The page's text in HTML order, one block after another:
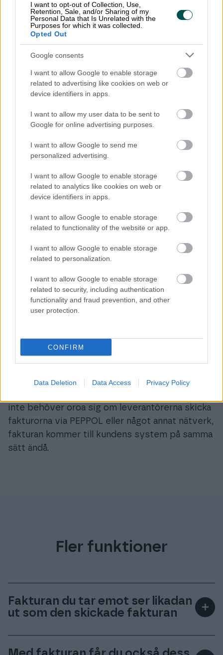
I want to opt-out of Collection, Use,
Retention, Sale, and/or Sharing of my
Personal Data that Is Unrelated with the
Purposes for which it was collected.
Opted Out
Google consents
I want to allow Google to enable storage
related to advertising like cookies on web or
device identifiers in apps.
I want to allow my user data to be sent to
Google for online advertising purposes.
I want to allow Google to send me
personalized advertising.
I want to allow Google to enable storage
related to analytics like cookies on web or
device identifiers in apps.
I want to allow Google to enable storage
related to functionality of the website or app.
I want to allow Google to enable storage
related to personalization.
I want to allow Google to enable storage
related to security, including authentication
functionality and fraud prevention, and other
user protection.
CONFIRM
Data Deletion Data Access Privacy Policy
av er leverantör, titta på fakturabilder om ni
inte har den möjligheten i ert eget system,
attestera fakturorna, samt mycket mer.
Självklart även detta utan extra kostnad. Läs
Felaktiga fakturor hanteras av
Finago Apix
Om någon av era leverantörer skickar felaktiga
skicka en ny, korrekt faktura istället. Ni behöver
inte handskas med felaktigheten i ert system.
Öppet nätverk
Det finns bara fördelar med att försöka ta emot
så stor andel e-fakturor som möjligt. Vi kommer
nätverk och format som finns på marknaden kan
nås via vår tjänst, så att just era leverantörer
kan skicka e-fakturor till er utan krångel.
Accesspunkt för PEPPOL
Finago Apix är en certifierad accesspunkt för
inte behöver oroa sig om leverantörerna skicka
fakturorna via PEPPOL eller något annat nätverk,
fakturan kommer till kundens system på samma
sätt ändå.
Fler funktioner
Fakturan du tar emot ser likadan
ut som den skickade fakturan
＋
Tillsammans med e-fakturan levererar vi även
dess originalbild i PDF. Om bilden saknas skapar